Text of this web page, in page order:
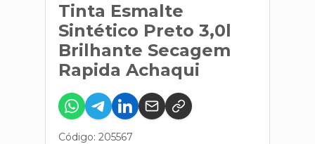
Tinta Esmalte
Sintético Preto 3,0l
Brilhante Secagem
Rapida Achaqui
Código: 205567